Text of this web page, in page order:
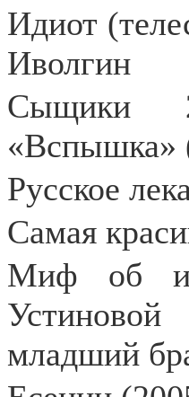
Идиот
Иволгин
Сыщики
«Вспышка»
Русское
Самая
Миф об
младший